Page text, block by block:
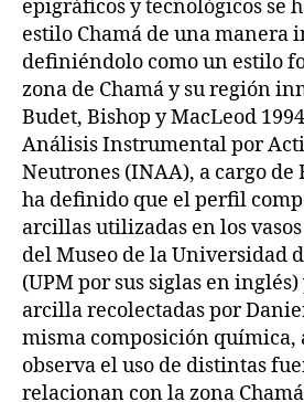
epigráficos y tecnológicos se
estilo Chamá de una manera
definiéndolo como un estilo
zona de Chamá y su región
Budet, Bishop y MacLeod
Análisis Instrumental por
Neutrones (INAA), a cargo de
ha definido que el perfil
arcillas utilizadas en los
del Museo de la Universidad
(UPM por sus siglas en
arcilla recolectadas por
misma composición química,
observa el uso de distintas
relacionan con la zona